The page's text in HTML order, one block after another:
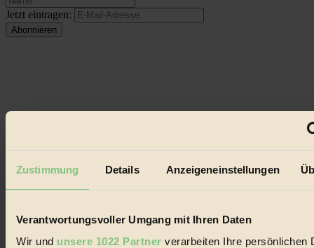
Zustimmung Details Anzeigeneinstellungen
Verantwortungsvoller Umgang mit Ihren Daten
Wir und unsere 1022 Partner verarbeiten Ihre persönlichen
Jetzt eintragen:
© 2026 Biorama GmbH
Datenschutz
Mediadaten
Biorama steht für einen nachhaltigen Lebensstil und bewussten
und Produkte, ein Leitfaden im schnell wachsenden Markt des
Handels mit Bioprodukten, des Fair-Trade sowie der Branche
alternativer Energien.